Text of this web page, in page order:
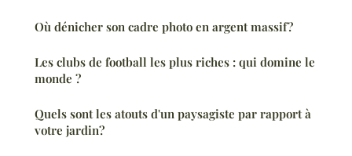
Où dénicher son cadre photo en argent massif?
Les clubs de football les plus riches : qui domine le
monde ?
Quels sont les atouts d'un paysagiste par rapport à
votre jardin?